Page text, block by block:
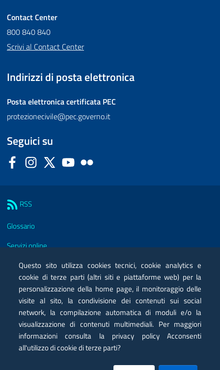
Contact Center
800 840 840
Scrivi al Contact Center
Indirizzi di posta elettronica
Posta elettronica certificata PEC
protezionecivile@pec.governo.it
Seguici su
FacebookInstagram
Twitter YouTube
RSS
Glossario
Servizi online
Moduli
Posta elettronica certificata PEC
Privacy
Note legali
Contatti
Questo sito utilizza cookies tecnici, cookie analytics e
cookie di terze parti (altri siti e piattaforme web) per la
personalizzazione della home page, il monitoraggio delle
visite al sito, la condivisione dei contenuti sui social
network, la compilazione automatica di moduli e/o la
visualizzazione di contenuti multimediali. Per maggiori
informazioni consulta la privacy policy Acconsenti
all'utilizzo di cookie di terze parti?